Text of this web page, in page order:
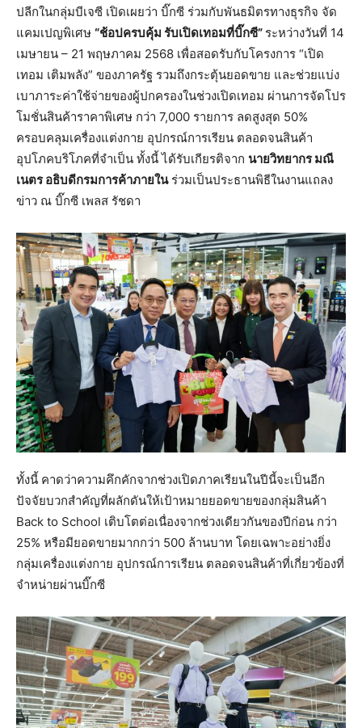
ปลีกในกลุ่มบีเจซี เปิดเผยว่า บิ๊กซี ร่วมกับพันธมิตรทางธุรกิจ จัด
แคมเปญพิเศษ “ช้อปครบคุ้ม รับเปิดเทอมที่บิ๊กซี” ระหว่างวันที่ 14
เมษายน – 21 พฤษภาคม 2568 เพื่อสอดรับกับโครงการ “เปิด
เทอม เติมพลัง” ของภาครัฐ รวมถึงกระตุ้นยอดขาย และช่วยแบ่ง
เบาภาระค่าใช้จ่ายของผู้ปกครองในช่วงเปิดเทอม ผ่านการจัดโปร
โมชั่นสินค้าราคาพิเศษ กว่า 7,000 รายการ ลดสูงสุด 50%
ครอบคลุมเครื่องแต่งกาย อุปกรณ์การเรียน ตลอดจนสินค้า
อุปโภคบริโภคที่จำเป็น ทั้งนี้ ได้รับเกียรติจาก นายวิทยากร มณี
เนตร อธิบดีกรมการค้าภายในร่วมเป็นประธานพิธีในงานแถลง
ข่าว ณ บิ๊กซี เพลส รัชดา
ทั้งนี้ คาดว่าความคึกคักจากช่วงเปิดภาคเรียนในปีนี้จะเป็นอีก
ปัจจัยบวกสำคัญที่ผลักดันให้เป้าหมายยอดขายของกลุ่มสินค้า
Back to School เติบโตต่อเนื่องจากช่วงเดียวกันของปีก่อน กว่า
25% หรือมียอดขายมากกว่า 500 ล้านบาท โดยเฉพาะอย่างยิ่ง
กลุ่มเครื่องแต่งกาย อุปกรณ์การเรียน ตลอดจนสินค้าที่เกี่ยวข้องที่
จำหน่ายผ่านบิ๊กซี